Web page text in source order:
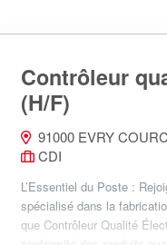
Contrôleur
(H/F)
91000 EVRY
CDI
L’Essentiel du Poste :
spécialisé dans la
que Contrôleur Qualité